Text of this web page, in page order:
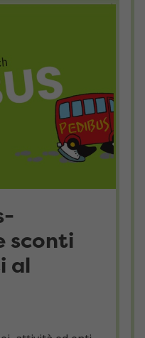
sconti
al